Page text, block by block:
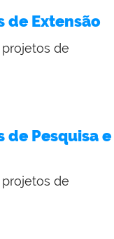
de Extensão
de
de Pesquisa e
de